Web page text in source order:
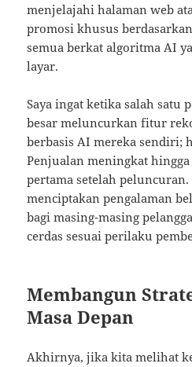
menjelajahi halaman web
promosi khusus
semua berkat algoritma AI
layar.
Saya ingat ketika salah satu
besar meluncurkan fitur
berbasis AI mereka sendiri;
Penjualan meningkat
pertama setelah
menciptakan pengalaman
bagi masing-masing
cerdas sesuai perilaku
Membangun
Masa Depan
Akhirnya, jika kita melihat